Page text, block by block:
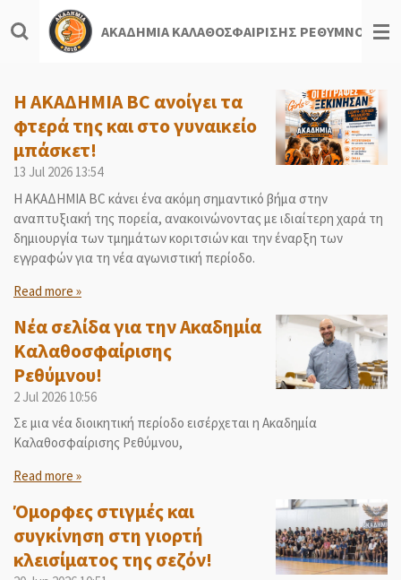
to
ΑΚΑΔΗΜΙΑ ΚΑΛΑΘΟΣΦΑΙΡΙΣΗΣ ΡΕΘΥΜΝΟΥ
Η ΑΚΑΔΗΜΙΑ BC ανοίγει τα
φτερά της και στο γυναικείο
μπάσκετ!
13 Jul 2026 13:54
Η ΑΚΑΔΗΜΙΑ BC κάνει ένα ακόμη σημαντικό βήμα στην
αναπτυξιακή της πορεία, ανακοινώνοντας με ιδιαίτερη χαρά τη
δημιουργία των τμημάτων κοριτσιών και την έναρξη των
εγγραφών για τη νέα αγωνιστική περίοδο.
Read more »
Νέα σελίδα για την Ακαδημία
Καλαθοσφαίρισης
Ρεθύμνου!
2 Jul 2026 10:56
Σε μια νέα διοικητική περίοδο εισέρχεται η Ακαδημία
Καλαθοσφαίρισης Ρεθύμνου,
Read more »
Όμορφες στιγμές και
συγκίνηση στη γιορτή
κλεισίματος της σεζόν!